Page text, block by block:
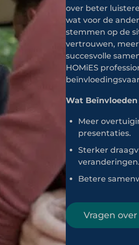
over beter
wat voor de
stemmen op de
vertrouwen,
succesvolle
HOMiES
Wat
Meer
presentaties.
Sterker
veranderingen.
Betere
Vragen